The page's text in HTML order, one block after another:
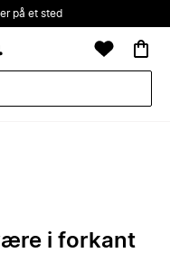
på et sted
i forkant